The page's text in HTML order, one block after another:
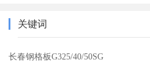
关键词
长春钢格板G325/40/50SG